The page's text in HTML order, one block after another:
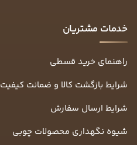
خدمات مشتریان
راهنمای خرید قسطی
شرایط بازگشت کالا و ضمانت کیفیت
شرایط ارسال سفارش
شیوه نگهداری محصولات چوبی